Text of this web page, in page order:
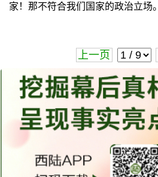
家！那不符合我们国家的政治立场。
上一页